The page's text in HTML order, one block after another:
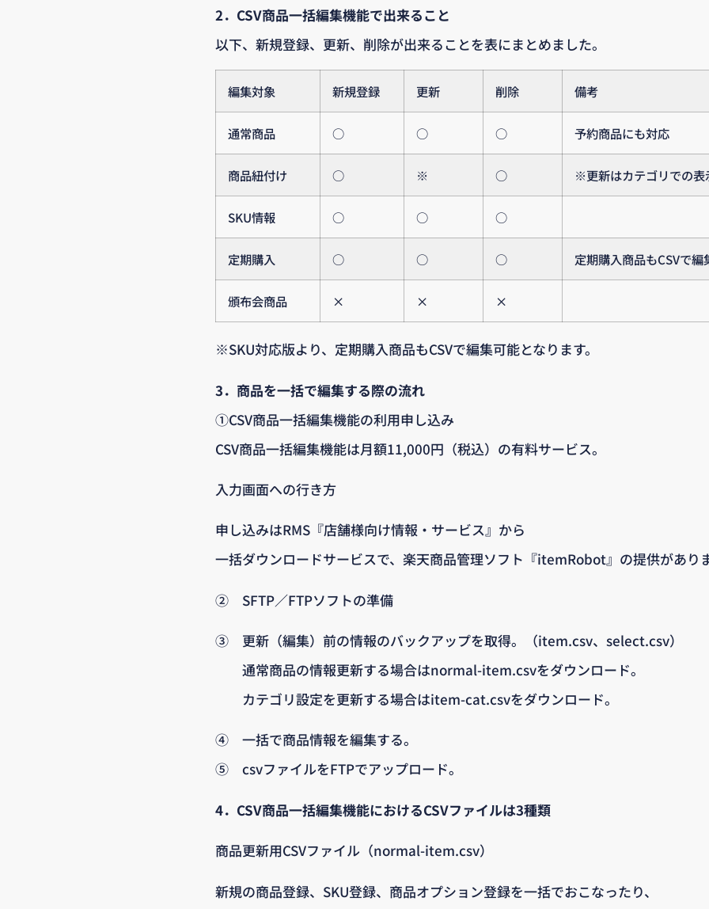
2．CSV商品一括編集機能で出来ること
以下、新規登録、更新、削除が出来ることを表にまとめました。
編集対象 新規登録 更新 削除 備考
通常商品 ○ ○ ○ 予約商品にも対応
商品紐付け ○ ※ ○ ※更新はカテゴリでの表
SKU情報 ○ ○ ○
定期購入 ○ ○ ○ 定期購入商品もCSVで編
頒布会商品 × × ×
※SKU対応版より、定期購入商品もCSVで編集可能となります。
3．商品を一括で編集する際の流れ
①CSV商品一括編集機能の利用申し込み
CSV商品一括編集機能は月額11,000円（税込）の有料サービス。
入力画面への行き方
申し込みはRMS『店舗様向け情報・サービス』から
一括ダウンロードサービスで、楽天商品管理ソフト『itemRobot』の提供があり
② SFTP／FTPソフトの準備
③ 更新（編集）前の情報のバックアップを取得。（item.csv、select.csv）
通常商品の情報更新する場合はnormal-item.csvをダウンロード。
カテゴリ設定を更新する場合はitem-cat.csvをダウンロード。
④ 一括で商品情報を編集する。
⑤ csvファイルをFTPでアップロード。
4．CSV商品一括編集機能におけるCSVファイルは3種類
商品更新用CSVファイル（normal-item.csv）
新規の商品登録、SKU登録、商品オプション登録を一括でおこなったり、